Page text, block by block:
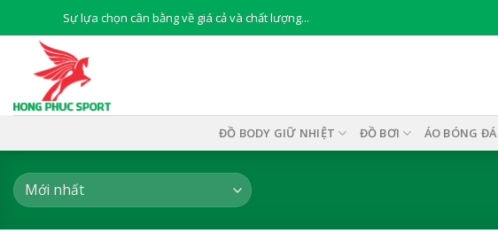
to
content
Sự lựa chọn cân bằng về giá cả và chất lượng...
ĐỒ BODY GIỮ NHIỆT ĐỒ BƠI ÁO BÓNG ĐÁ